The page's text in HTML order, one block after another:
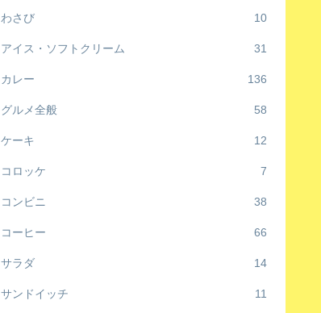
わさび 10
アイス・ソフトクリーム 31
カレー 136
グルメ全般 58
ケーキ 12
コロッケ 7
コンビニ 38
コーヒー 66
サラダ 14
サンドイッチ 11